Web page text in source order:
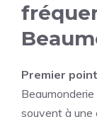
Premier point
souvent à une